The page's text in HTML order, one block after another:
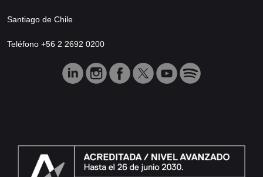
Santiago de Chile
Teléfono +56 2 2692 0200